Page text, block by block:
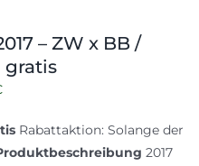
– ZW x BB /
gratis
Aktueller
ist:
10,00 €.
Rabattaktion: Solange der
2017